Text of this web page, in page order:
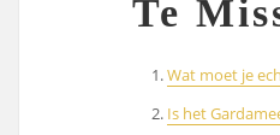
Te
Wat moet je
Is het